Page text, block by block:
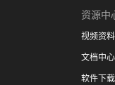
资源中
视频资料
文档中心
软件下载